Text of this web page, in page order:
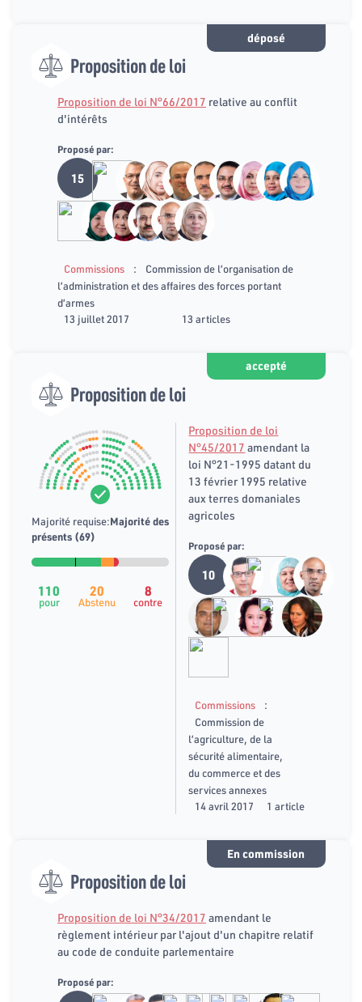
déposé
Proposition de loi
Proposition de loi N°66/2017 relative au conflit
d'intérêts
Proposé par:
15
Commissions :
Commission de l’organisation de
l’administration et des affaires des forces portant
d’armes
13 juillet 2017
13 articles
accepté
Proposition de loi
Majorité requise:Majorité des
présents (69)
110
pour
20
Abstenu
8
contre
Proposition de loi
N°45/2017 amendant la
loi N°21-1995 datant du
13 février 1995 relative
aux terres domaniales
agricoles
Proposé par:
10
Commissions :
Commission de
l’agriculture, de la
sécurité alimentaire,
du commerce et des
services annexes
14 avril 2017
1 article
En commission
Proposition de loi
Proposition de loi N°34/2017 amendant le
règlement intérieur par l'ajout d'un chapitre relatif
au code de conduite parlementaire
Proposé par: